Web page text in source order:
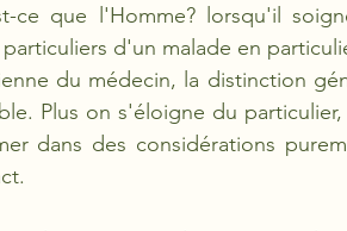
ce que l'Homme? lorsqu'il
d'un malade en
du médecin, la distinction
Plus on s'éloigne du
dans des considérations